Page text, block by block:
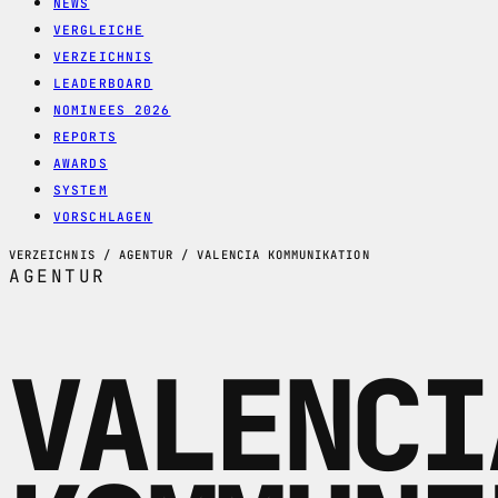
NEWS
VERGLEICHE
VERZEICHNIS
LEADERBOARD
NOMINEES 2026
REPORTS
AWARDS
SYSTEM
VORSCHLAGEN
VERZEICHNIS / AGENTUR / VALENCIA KOMMUNIKATION
AGENTUR